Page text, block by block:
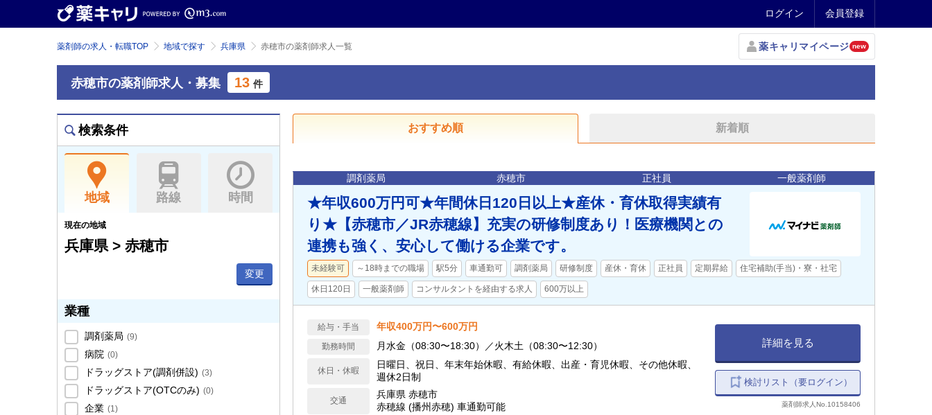
ログイン 会員登録
薬剤師の求人・転職TOP 地域で探す 兵庫県 赤穂市の薬剤師求人一覧 薬キャリマイページ new
赤穂市の薬剤師求人・募集 13 件
検索条件
地域 路線 時間
現在の地域
兵庫県 > 赤穂市
変更
業種
調剤薬局 (9)
病院 (0)
ドラッグストア(調剤併設) (3)
ドラッグストア(OTCのみ) (0)
企業 (1)
おすすめ順 新着順
調剤薬局 赤穂市 正社員 一般薬剤師
★年収600万円可★年間休日120日以上★産休・育休取得実績有
り★【赤穂市／JR赤穂線】充実の研修制度あり！医療機関との
連携も強く、安心して働ける企業です。
未経験可 ～18時までの職場 駅5分 車通勤可 調剤薬局 研修制度 産休・育休 正社員 定期昇給 住宅補助(手当)・寮・社宅
休日120日 一般薬剤師 コンサルタントを経由する求人 600万以上
給与・手当 年収400万円〜600万円
勤務時間 月水金（08:30〜18:30）／火木土（08:30〜12:30）
休日・休暇
日曜日、祝日、年末年始休暇、有給休暇、出産・育児休暇、その他休暇、
週休2日制
交通
兵庫県 赤穂市
赤穂線 (播州赤穂) 車通勤可能
詳細を見る
検討リスト（要ログイン）
薬剤師求人No.10158406